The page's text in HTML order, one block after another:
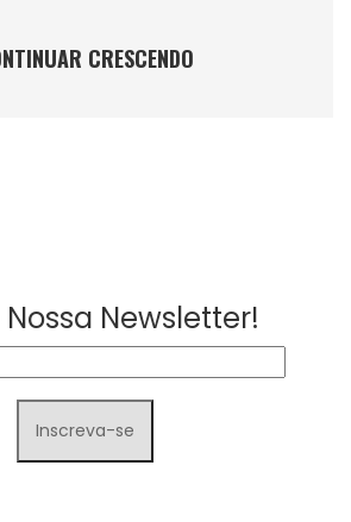
CRESCENDO
Nossa Newsletter!